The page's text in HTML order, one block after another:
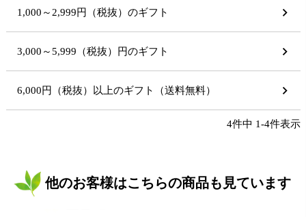
1,000～2,999円（税抜）のギフト
3,000～5,999（税抜）円のギフト
6,000円（税抜）以上のギフト（送料無料）
4件中 1-4件表示
他のお客様はこちらの商品も見ています